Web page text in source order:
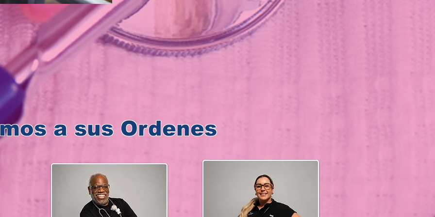
a sus Ordenes